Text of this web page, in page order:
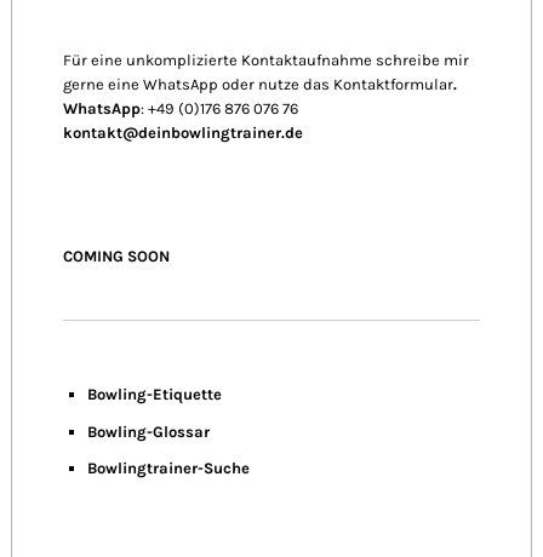
Für eine unkomplizierte Kontaktaufnahme schreibe mir
gerne eine WhatsApp oder nutze das Kontaktformular.
WhatsApp: +49 (0)176 876 076 76
kontakt@deinbowlingtrainer.de
COMING SOON
Bowling-Etiquette
Bowling-Glossar
Bowlingtrainer-Suche